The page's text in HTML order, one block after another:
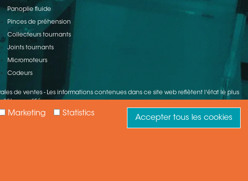
Statistics
Marketing
Accepter tous les cookies
Panoplie fluide
Pinces de préhension
Collecteurs tournants
Joints tournants
Micromoteurs
Codeurs
de ventes -Les informations contenues dans ce site web reflètent l'état le plus
modifiés.